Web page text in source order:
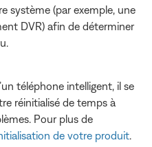
système (par exemple, une
DVR) afin de déterminer
téléphone intelligent, il se
réinitialisé de temps à
Pour plus de
de votre produit.